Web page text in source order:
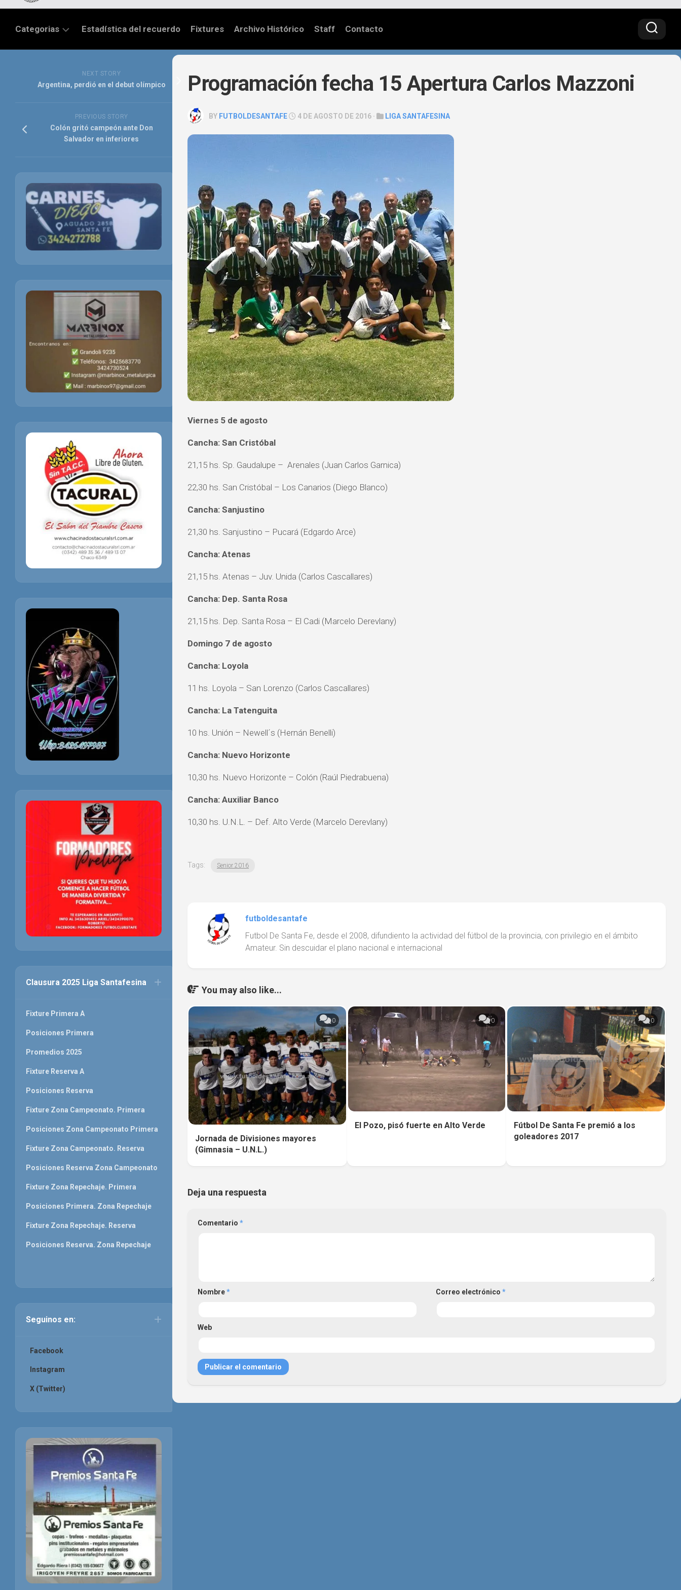
Categorias
TORNEO
FEDERAL
PRIMERA
FÚTBOL
INTERNACIONAL
Estadística del recuerdo Fixtures Archivo Histórico Staff Contacto
Programación fecha 15 Apertura Carlos Mazzoni
BY FUTBOLDESANTAFE 4 DE AGOSTO DE 2016 · LIGA SANTAFESINA
Viernes 5 de agosto
Cancha: San Cristóbal
21,15 hs. Sp. Gaudalupe – Arenales (Juan Carlos Garnica)
22,30 hs. San Cristóbal – Los Canarios (Diego Blanco)
Cancha: Sanjustino
21,30 hs. Sanjustino – Pucará (Edgardo Arce)
Cancha: Atenas
21,15 hs. Atenas – Juv. Unida (Carlos Cascallares)
Cancha: Dep. Santa Rosa
21,15 hs. Dep. Santa Rosa – El Cadi (Marcelo Derevlany)
Domingo 7 de agosto
Cancha: Loyola
11 hs. Loyola – San Lorenzo (Carlos Cascallares)
Cancha: La Tatenguita
10 hs. Unión – Newell´s (Hernán Benelli)
Cancha: Nuevo Horizonte
10,30 hs. Nuevo Horizonte – Colón (Raúl Piedrabuena)
Cancha: Auxiliar Banco
10,30 hs. U.N.L. – Def. Alto Verde (Marcelo Derevlany)
Tags: Senior 2016
futboldesantafe
Futbol De Santa Fe, desde el 2008, difundiento la actividad del fútbol de la provincia, con privilegio en el ámbito
Amateur. Sin descuidar el plano nacional e internacional
You may also like...
0
Jornada de Divisiones mayores
(Gimnasia – U.N.L.)
0
El Pozo, pisó fuerte en Alto Verde
0
Fútbol De Santa Fe premió a los
goleadores 2017
Deja una respuesta
Comentario *
Nombre* Correo electrónico*
Web
NEXT STORY
Argentina, perdió en el debut olímpico
PREVIOUS STORY
Colón gritó campeón ante Don
Salvador en inferiores
Clausura 2025 Liga Santafesina
Fixture Primera A
Posiciones Primera
Promedios 2025
Fixture Reserva A
Posiciones Reserva
Fixture Zona Campeonato. Primera
Posiciones Zona Campeonato Primera
Fixture Zona Campeonato. Reserva
Posiciones Reserva Zona Campeonato
Fixture Zona Repechaje. Primera
Posiciones Primera. Zona Repechaje
Fixture Zona Repechaje. Reserva
Posiciones Reserva. Zona Repechaje
Seguinos en:
Facebook
Instagram
X (Twitter)